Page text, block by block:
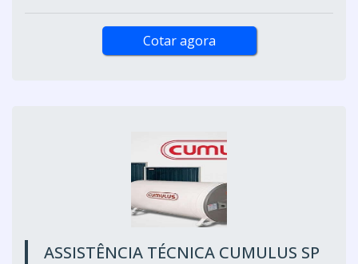
Cotar agora
ASSISTÊNCIA TÉCNICA CUMULUS SP